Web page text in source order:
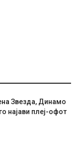
Звезда, Динамо
најави плеј-офот